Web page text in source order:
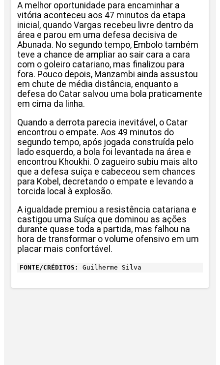
A melhor oportunidade para encaminhar a
vitória aconteceu aos 47 minutos da etapa
inicial, quando Vargas recebeu livre dentro da
área e parou em uma defesa decisiva de
Abunada. No segundo tempo, Embolo também
teve a chance de ampliar ao sair cara a cara
com o goleiro catariano, mas finalizou para
fora. Pouco depois, Manzambi ainda assustou
em chute de média distância, enquanto a
defesa do Catar salvou uma bola praticamente
em cima da linha.
Quando a derrota parecia inevitável, o Catar
encontrou o empate. Aos 49 minutos do
segundo tempo, após jogada construída pelo
lado esquerdo, a bola foi levantada na área e
encontrou Khoukhi. O zagueiro subiu mais alto
que a defesa suíça e cabeceou sem chances
para Kobel, decretando o empate e levando a
torcida local à explosão.
A igualdade premiou a resistência catariana e
castigou uma Suíça que dominou as ações
durante quase toda a partida, mas falhou na
hora de transformar o volume ofensivo em um
placar mais confortável.
FONTE/CRÉDITOS: Guilherme Silva